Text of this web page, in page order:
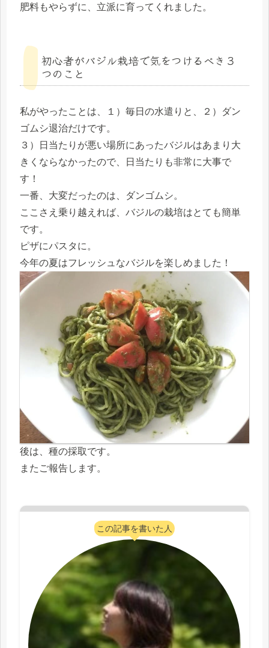
肥料もやらずに、立派に育ってくれました。
初心者がバジル栽培で気をつけるべき３
つのこと
私がやったことは、１）毎日の水遣りと、２）ダン
ゴムシ退治だけです。
３）日当たりが悪い場所にあったバジルはあまり大
きくならなかったので、日当たりも非常に大事で
す！
一番、大変だったのは、ダンゴムシ。
ここさえ乗り越えれば、バジルの栽培はとても簡単
です。
ピザにパスタに。
今年の夏はフレッシュなバジルを楽しめました！
後は、種の採取です。
またご報告します。
この記事を書いた人